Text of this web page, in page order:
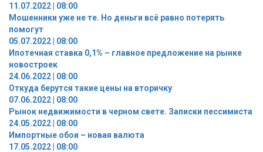
11.07.2022 | 08:00
Мошенники уже не те. Но деньги всё равно потерять
помогут
05.07.2022 | 08:00
Ипотечная ставка 0,1% – главное предложение на рынке
новостроек
24.06.2022 | 08:00
Откуда берутся такие цены на вторичку
07.06.2022 | 08:00
Рынок недвижимости в черном свете. Записки пессимиста
24.05.2022 | 08:00
Импортные обои – новая валюта
17.05.2022 | 08:00